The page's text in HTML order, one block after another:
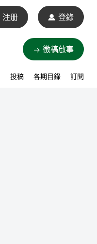
注册 登錄
徵稿啟事
投稿 各期目錄 訂閱